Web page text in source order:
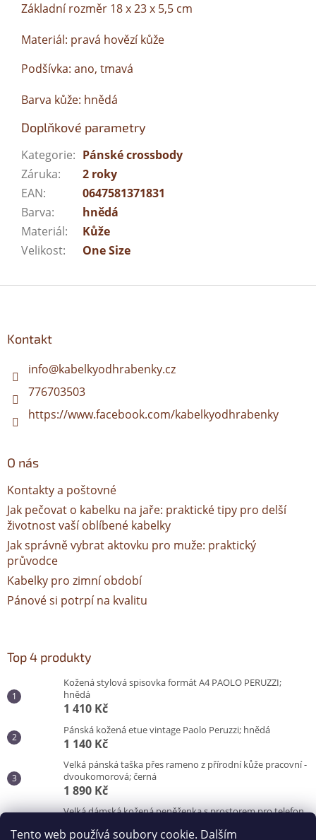
Tento web používá soubory cookie. Dalším
Základní rozměr 18 x 23 x 5,5 cm
Materiál: pravá hovězí kůže
Podšívka: ano, tmavá
Barva kůže: hnědá
Doplňkové parametry
Kategorie: Pánské crossbody
Záruka:
2 roky
EAN:
0647581371831
Barva:
hnědá
Materiál:
Kůže
Velikost: One Size
Kontakt
info@kabelkyodhrabenky.cz
776703503
https://www.facebook.com/kabelkyodhrabenky
O nás
Kontakty a poštovné
Jak pečovat o kabelku na jaře: praktické tipy pro delší
životnost vaší oblíbené kabelky
Jak správně vybrat aktovku pro muže: praktický
průvodce
Kabelky pro zimní období
Pánové si potrpí na kvalitu
Top 4 produkty
Kožená stylová spisovka formát A4 PAOLO PERUZZI;
hnědá
1 410 Kč
Pánská kožená etue vintage Paolo Peruzzi; hnědá
1 140 Kč
Velká pánská taška přes rameno z přírodní kůže pracovní -
dvoukomorová; černá
1 890 Kč
Velká dámská kožená peněženka s prostorem pro telefon